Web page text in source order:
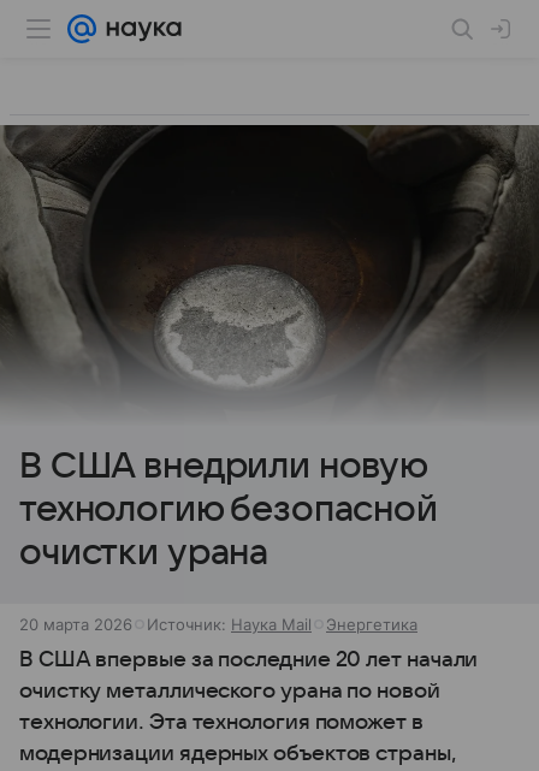
В США внедрили новую
технологию безопасной
очистки урана
20 марта 2026 Источник: Наука Mail Энергетика
В США впервые за последние 20 лет начали
очистку металлического урана по новой
технологии. Эта технология поможет в
модернизации ядерных объектов страны,